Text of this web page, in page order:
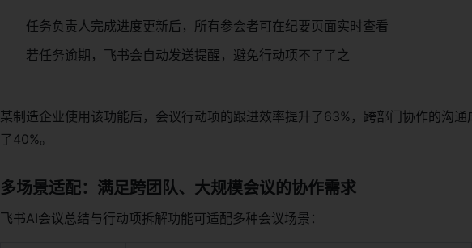
任务负责人完成进度更新后，所有参会者可在纪要页面实时查看
若任务逾期，飞书会自动发送提醒，避免行动项不了了之
某制造企业使用该功能后，会议行动项的跟进效率提升了63%，跨部门协作的沟通
了40%。
多场景适配：满足跨团队、大规模会议的协作需求
飞书AI会议总结与行动项拆解功能可适配多种会议场景：